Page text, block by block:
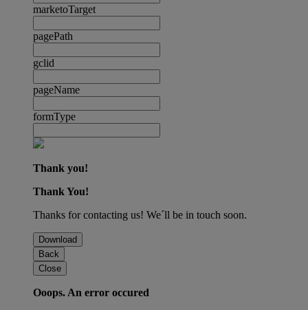
marketoTarget
pagePath
gclid
pageName
formType
Thank you!
Thank You!
Thanks for contacting us! We´ll be in touch soon.
Download
Back
Close
Ooops. An error occured